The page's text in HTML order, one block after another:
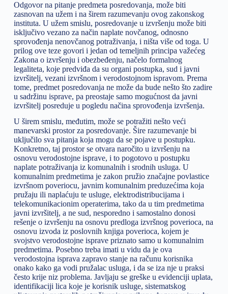
Odgovor na pitanje predmeta posredovanja, može biti
zasnovan na užem i na širem razumevanju ovog zakonskog
instituta. U užem smislu, posredovanje u izvršenju može biti
isključivo vezano za način naplate novčanog, odnosno
sprovođenja nenovčanog potraživanja, i ništa više od toga. U
prilog ove teze govori i jedan od temeljnih principa važećeg
Zakona o izvršenju i obezbeđenju, načelo formalnog
legaliteta, koje predviđa da su organi postupka, sud i javni
izvršitelj, vezani izvršnom i verodostojnom ispravom. Prema
tome, predmet posredovanja ne može da bude nešto što zadire
u sadržinu isprave, pa preostaje samo mogućnost da javni
izvršitelj posreduje u pogledu načina sprovođenja izvršenja.
U širem smislu, međutim, može se potražiti nešto veći
manevarski prostor za posredovanje. Šire razumevanje bi
uključilo sva pitanja koja mogu da se pojave u postupku.
Konkretno, taj prostor se otvara naročito u izvršenju na
osnovu verodostojne isprave, i to pogotovo u postupku
naplate potraživanja iz komunalnih i srodnih usluga. U
komunalnim predmetima je zakon pružio značajne povlastice
izvršnom poveriocu, javnim komunalnim preduzećima koja
pružaju ili naplaćuju te usluge, elektrodistribucijama i
telekomunikacionim operaterima, tako da u tim predmetima
javni izvršitelj, a ne sud, nesporedno i samostalno donosi
rešenje o izvršenju na osnovu predloga izvršnog poverioca, na
osnovu izvoda iz poslovnih knjiga poverioca, kojem je
svojstvo verodostojne isprave priznato samo u komunalnim
predmetima. Posebno treba imati u vidu da je ova
verodostojna isprava zapravo stanje na računu korisnika
onako kako ga vodi pružalac usluga, i da se iza nje u praksi
često krije niz problema. Javljaju se greške u evidenciji uplata,
identifikaciji lica koje je korisnik usluge, sistematskog